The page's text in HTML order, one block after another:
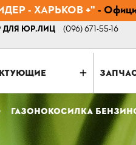
- ХАРЬКОВ +"-
ДЛЯ ЮР.ЛИЦ
(096) 671-55-16
ГАЗОНОКОСИЛКА